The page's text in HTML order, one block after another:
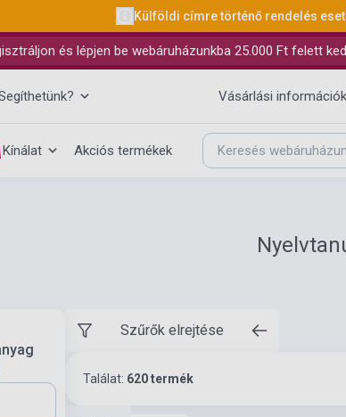
Külföldi címre történő rendelés
és lépjen be webáruházunkba 25.000 Ft felett
Vásárlási információk
Kínálat Akciós termékek
Szűrők elrejtése
Találat: 620 termék